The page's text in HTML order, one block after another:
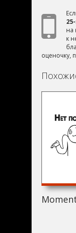
на
к
оценочку,